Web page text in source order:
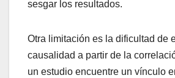
sesgar los resultados.
Otra limitación es la dificultad de
causalidad a partir de la
un estudio encuentre un vínculo